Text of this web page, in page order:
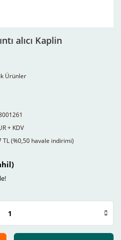
alıcı Kaplin
Ürünler
+ KDV
TL (%0,50 havale indirimi)